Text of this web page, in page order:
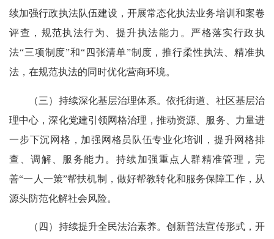
续加强行政执法队伍建设，开展常态化执法业务培训和案卷
评查，规范执法行为、提升执法能力。严格落实行政执
法“三项制度”和“四张清单”制度，推行柔性执法、精准执
法，在规范执法的同时优化营商环境。
（三）持续深化基层治理体系。依托街道、社区基层治
理中心，深化党建引领网格治理，推动资源、服务、力量进
一步下沉网格，加强网格员队伍专业化培训，提升网格排
查、调解、服务能力。持续加强重点人群精准管理，完
善“一人一策”帮扶机制，做好帮教转化和服务保障工作，从
源头防范化解社会风险。
（四）持续提升全民法治素养。创新普法宣传形式，开